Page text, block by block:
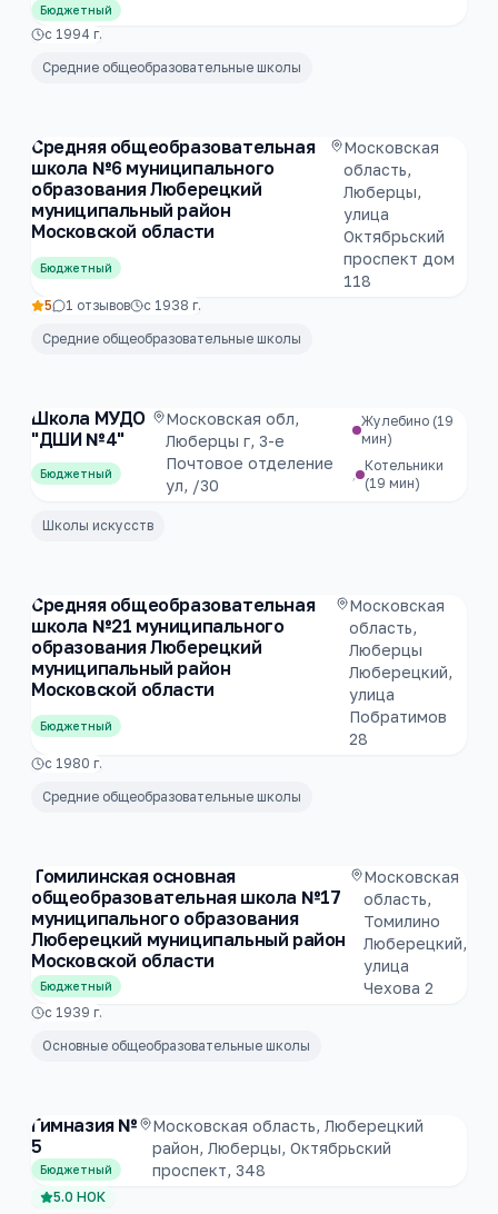
Бюджетный
с 1994 г.
Средние общеобразовательные школы
Средняя общеобразовательная
школа №6 муниципального
образования Люберецкий
муниципальный район
Московской области
Бюджетный
Московская
область,
Люберцы,
улица
Октябрьский
проспект дом
118
5 1 отзывов с 1938 г.
Средние общеобразовательные школы
Школа МУДО
"ДШИ №4"
Бюджетный
Московская обл,
Люберцы г, 3-е
Почтовое отделение
ул, /30
Жулебино (19
мин)
,
Котельники
(19 мин)
Школы искусств
Средняя общеобразовательная
школа №21 муниципального
образования Люберецкий
муниципальный район
Московской области
Бюджетный
Московская
область,
Люберцы
Люберецкий,
улица
Побратимов
28
с 1980 г.
Средние общеобразовательные школы
Томилинская основная
общеобразовательная школа №17
муниципального образования
Люберецкий муниципальный район
Московской области
Бюджетный
Московская
область,
Томилино
Люберецкий,
улица
Чехова 2
с 1939 г.
Основные общеобразовательные школы
Гимназия №
5
Бюджетный
Московская область, Люберецкий
район, Люберцы, Октябрьский
проспект, 348
5.0 НОК